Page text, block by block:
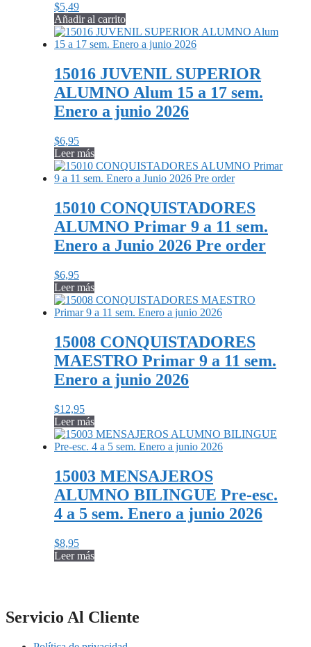
$5,49
Añadir al carrito
15016 JUVENIL SUPERIOR
ALUMNO Alum 15 a 17 sem.
Enero a junio 2026
$6,95
Leer más
15010 CONQUISTADORES
ALUMNO Primar 9 a 11 sem.
Enero a Junio 2026 Pre order
$6,95
Leer más
15008 CONQUISTADORES
MAESTRO Primar 9 a 11 sem.
Enero a junio 2026
$12,95
Leer más
15003 MENSAJEROS
ALUMNO BILINGUE Pre-esc.
4 a 5 sem. Enero a junio 2026
$8,95
Leer más
Servicio Al Cliente